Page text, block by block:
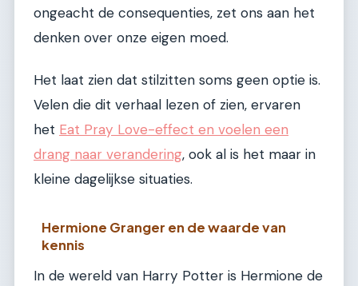
ongeacht de consequenties, zet ons aan het
denken over onze eigen moed.
Het laat zien dat stilzitten soms geen optie is.
Velen die dit verhaal lezen of zien, ervaren
het Eat Pray Love-effect en voelen een
drang naar verandering, ook al is het maar in
kleine dagelijkse situaties.
Hermione Granger en de waarde van
kennis
In de wereld van Harry Potter is Hermione de